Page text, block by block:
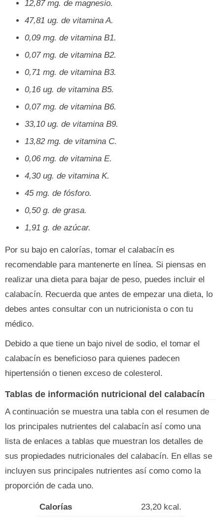
12,87 mg. de magnesio.
47,81 ug. de vitamina A.
0,09 mg. de vitamina B1.
0,07 mg. de vitamina B2.
0,71 mg. de vitamina B3.
0,16 ug. de vitamina B5.
0,07 mg. de vitamina B6.
33,10 ug. de vitamina B9.
13,82 mg. de vitamina C.
0,06 mg. de vitamina E.
4,30 ug. de vitamina K.
45 mg. de fósforo.
0,50 g. de grasa.
1,91 g. de azúcar.
Por su bajo en calorías, tomar el calabacín es
recomendable para mantenerte en línea. Si piensas en
realizar una dieta para bajar de peso, puedes incluir el
calabacín. Recuerda que antes de empezar una dieta, lo
debes antes consultar con un nutricionista o con tu
médico.
Debido a que tiene un bajo nivel de sodio, el tomar el
calabacín es beneficioso para quienes padecen
hipertensión o tienen exceso de colesterol.
Tablas de información nutricional del calabacín
A continuación se muestra una tabla con el resumen de
los principales nutrientes del calabacín así como una
lista de enlaces a tablas que muestran los detalles de
sus propiedades nutricionales del calabacín. En ellas se
incluyen sus principales nutrientes así como como la
proporción de cada uno.
Calorías
23,20 kcal.